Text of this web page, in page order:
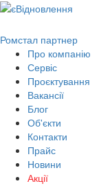
Ромстал партнер
Про компанію
Сервіс
Проєктування
Вакансії
Блог
Об'єкти
Контакти
Прайс
Новини
Акції